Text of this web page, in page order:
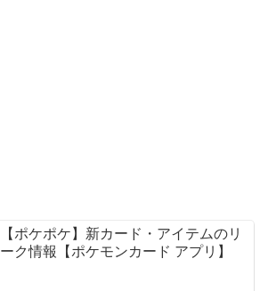
【ポケポケ】新カード・アイテムのリ
ーク情報【ポケモンカード アプリ】